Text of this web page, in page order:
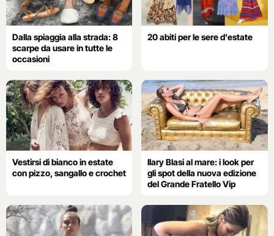
Dalla spiaggia alla strada: 8
scarpe da usare in tutte le
occasioni
20 abiti per le sere d'estate
Vestirsi di bianco in estate
con pizzo, sangallo e crochet
Ilary Blasi al mare: i look per
gli spot della nuova edizione
del Grande Fratello Vip